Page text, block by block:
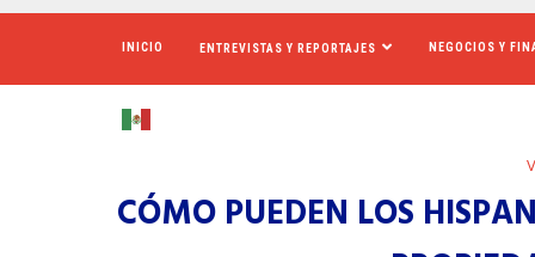
INICIO ENTREVISTAS Y REPORTAJES NEGOCIOS Y
CÓMO PUEDEN LOS